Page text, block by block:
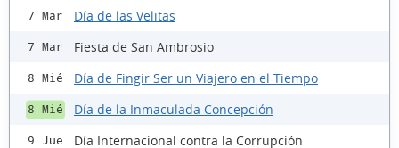
7 Mar Día de las Velitas
7 Mar Fiesta de San Ambrosio
8 Mié Día de Fingir Ser un Viajero en el Tiempo
8 Mié Día de la Inmaculada Concepción
9 Jue Día Internacional contra la Corrupción